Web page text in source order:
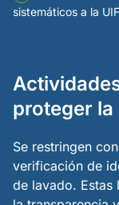
sistemáticos a la
proteger
Se restringen
verificación de
de lavado. Estas